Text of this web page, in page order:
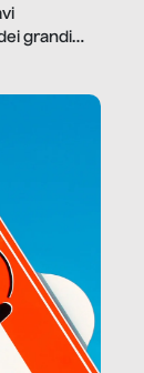
grandi